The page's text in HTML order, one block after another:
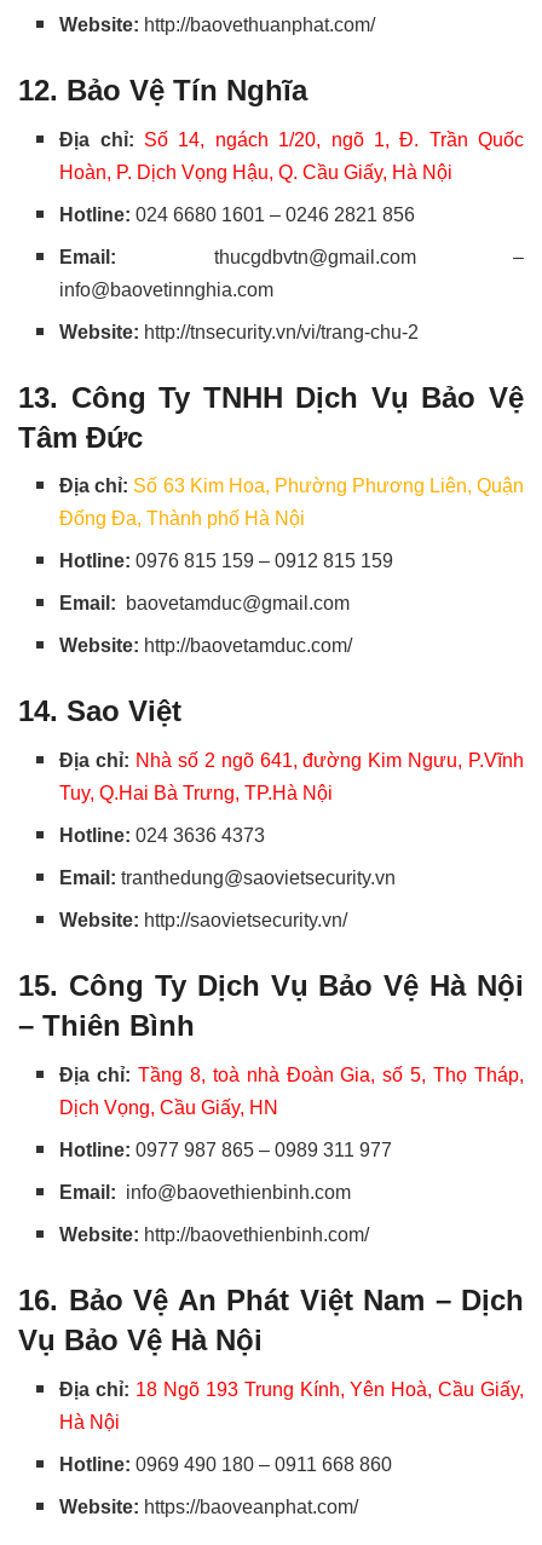
Website: http://baovethuanphat.com/
12. Bảo Vệ Tín Nghĩa
Địa chỉ: Số 14, ngách 1/20, ngõ 1, Đ. Trần Quốc
Hoàn, P. Dịch Vọng Hậu, Q. Cầu Giấy, Hà Nội
Hotline: 024 6680 1601 – 0246 2821 856
Email: thucgdbvtn@gmail.com –
info@baovetinnghia.com
Website: http://tnsecurity.vn/vi/trang-chu-2
13. Công Ty TNHH Dịch Vụ Bảo Vệ
Tâm Đức
Địa chỉ: Số 63 Kim Hoa, Phường Phương Liên, Quận
Đống Đa, Thành phố Hà Nội
Hotline:0976 815 159 – 0912 815 159
Email: baovetamduc@gmail.com
Website: http://baovetamduc.com/
14. Sao Việt
Địa chỉ: Nhà số 2 ngõ 641, đường Kim Ngưu, P.Vĩnh
Tuy, Q.Hai Bà Trưng, TP.Hà Nội
Hotline: 024 3636 4373
Email: tranthedung@saovietsecurity.vn
Website: http://saovietsecurity.vn/
15. Công Ty Dịch Vụ Bảo Vệ Hà Nội
– Thiên Bình
Địa chỉ:Tầng 8, toà nhà Đoàn Gia, số 5, Thọ Tháp,
Dịch Vọng, Cầu Giấy, HN
Hotline:0977 987 865 –0989 311 977
Email: info@baovethienbinh.com
Website: http://baovethienbinh.com/
16. Bảo Vệ An Phát Việt Nam – Dịch
Vụ Bảo Vệ Hà Nội
Địa chỉ: 18 Ngõ 193 Trung Kính, Yên Hoà, Cầu Giấy,
Hà Nội
Hotline: 0969 490 180 – 0911 668 860
Website: https://baoveanphat.com/